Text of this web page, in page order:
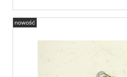
nowość